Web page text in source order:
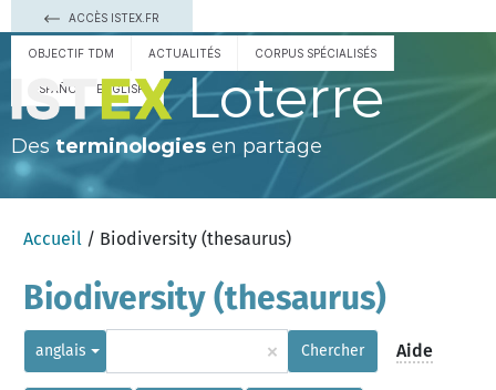
ACCÈS ISTEX.FR
OBJECTIF TDM ACTUALITÉS CORPUS SPÉCIALISÉS
ESPAÑOL ENGLISH Loterre
Des terminologies en partage
Accueil / Biodiversity (thesaurus)
Biodiversity (thesaurus)
anglais × Chercher Aide